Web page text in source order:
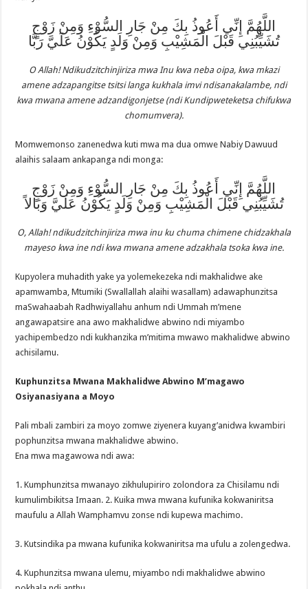
اللَّهُمَّ إِنِّي أَعُوذُ بِكَ مِنْ جَارِ السُّوْءِ وَمِنْ زَوْجٍ
تُشَيِّبُنِي قَبْلَ الْمَشِيْبِ وَمِنْ وَلَدٍ يَكُوْنُ عَلَيَّ رَبَّا
O Allah! Ndikudzitchinjiriza mwa Inu kwa neba oipa, kwa mkazi
amene adzapangitse tsitsi langa kukhala imvi ndisanakalambe, ndi
kwa mwana amene adzandigonjetse (ndi Kundipweteketsa chifukwa
chomumvera).
Momwemonso zanenedwa kuti mwa ma dua omwe Nabiy Dawuud
alaihis salaam ankapanga ndi monga:
اللَّهُمَّ إِنِّي أَعُوذُ بِكَ مِنْ جَارِ السُّوْءِ وَمِنْ زَوْجٍ
تُشَيِّبُنِي قَبْلَ الْمَشِيْبِ وَمِنْ وَلَدٍ يَكُوْنُ عَلَيَّ وَبَالاً
O, Allah! ndikudzitchinjiriza mwa inu ku chuma chimene chidzakhala
mayeso kwa ine ndi kwa mwana amene adzakhala tsoka kwa ine.
Kupyolera muhadith yake ya yolemekezeka ndi makhalidwe ake
apamwamba, Mtumiki (Swallallah alaihi wasallam) adawaphunzitsa
maSwahaabah Radhwiyallahu anhum ndi Ummah m’mene
angawapatsire ana awo makhalidwe abwino ndi miyambo
yachipembedzo ndi kukhanzika m’mitima mwawo makhalidwe abwino
achisilamu.
Kuphunzitsa Mwana Makhalidwe Abwino M’magawo
Osiyanasiyana a Moyo
Pali mbali zambiri za moyo zomwe ziyenera kuyang’anidwa kwambiri
pophunzitsa mwana makhalidwe abwino.
Ena mwa magawowa ndi awa:
1. Kumphunzitsa mwanayo zikhulupiriro zolondora za Chisilamu ndi
kumulimbikitsa Imaan. 2. Kuika mwa mwana kufunika kokwaniritsa
maufulu a Allah Wamphamvu zonse ndi kupewa machimo.
3. Kutsindika pa mwana kufunika kokwaniritsa ma ufulu a zolengedwa.
4. Kuphunzitsa mwana ulemu, miyambo ndi makhalidwe abwino